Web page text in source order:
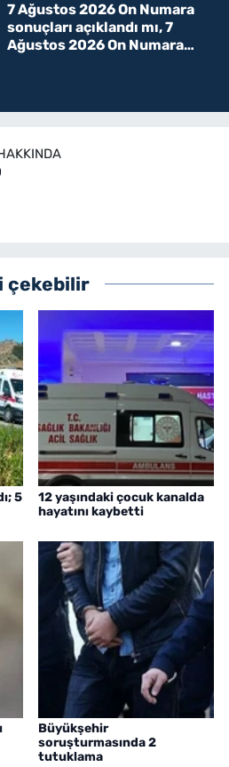
7 Ağustos 2026 On Numara
sonuçları açıklandı mı, 7
Ağustos 2026 On Numara
çekebilir
5
12 yaşındaki çocuk kanalda
hayatını kaybetti
Büyükşehir
soruşturmasında 2
tutuklama